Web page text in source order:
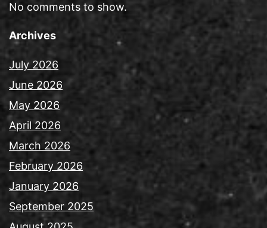
No comments to show.
Archives
July 2026
June 2026
May 2026
April 2026
March 2026
February 2026
January 2026
September 2025